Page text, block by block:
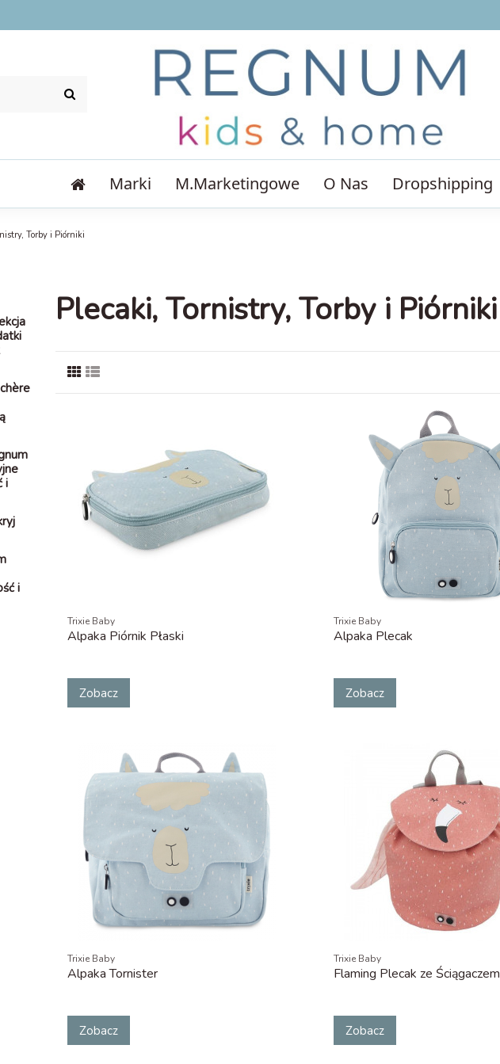
Marki M.Marketingowe O Nas Dropshipping
Torby i Piórniki
Plecaki, Tornistry, Torby i Piórniki
Trixie Baby
Alpaka Piórnik Płaski
Zobacz
Trixie Baby
Alpaka Plecak
Zobacz
Trixie Baby
Alpaka Tornister
Zobacz
Trixie Baby
Flaming Plecak ze Ściągaczem
Zobacz
i
i